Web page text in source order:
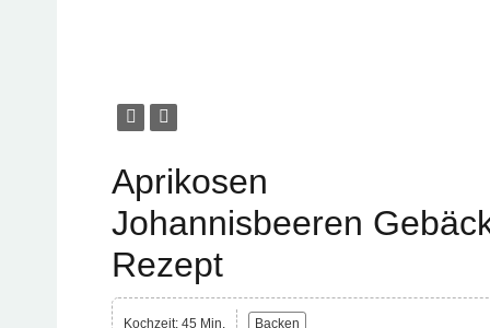
Aprikosen
Johannisbeeren
Rezept
Kochzeit: 45 Min. Backen